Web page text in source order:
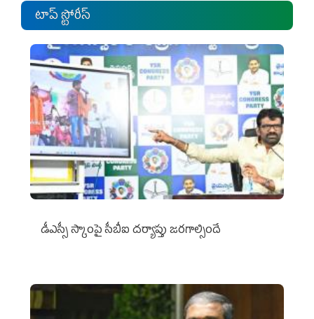
టాప్ స్టోరీస్
డీఎస్సీ స్కాంపై సీబీఐ దర్యాప్తు జరగాల్సిందే